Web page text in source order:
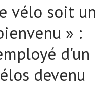
vélo soit un
» :
d'un
devenu